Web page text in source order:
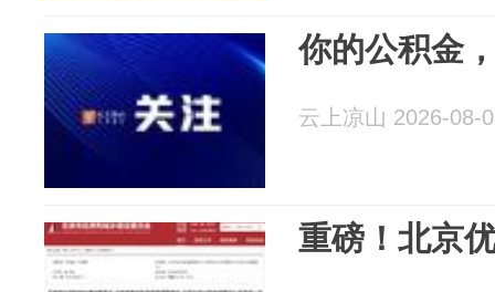
你的公积金
云上凉山 2026-08-
重磅！北京